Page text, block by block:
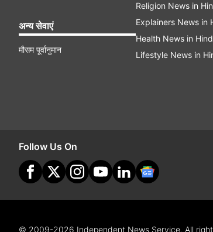
अन्य सेवाएं
मौसम पूर्वानुमान
Religion News in
Explainers News in
Health News in
Lifestyle News in
Follow Us On
© 2009-2026 Independent News Service. All